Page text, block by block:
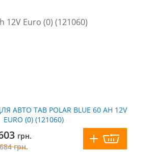
АВТО TAB POLAR BLUE 60 AH 12V
EURO (0) (121060)
грн.
грн.